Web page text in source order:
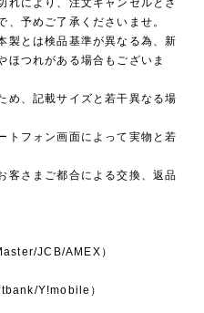
予めご了承くださいませ。
製とは検品基準が異なる為、新
ほつれがある場合もございま
め、記載サイズと若干異なる場
トフォン画面によって実物と若
客さまご都合による交換、返品
JCB/AMEX）
Y!mobile）